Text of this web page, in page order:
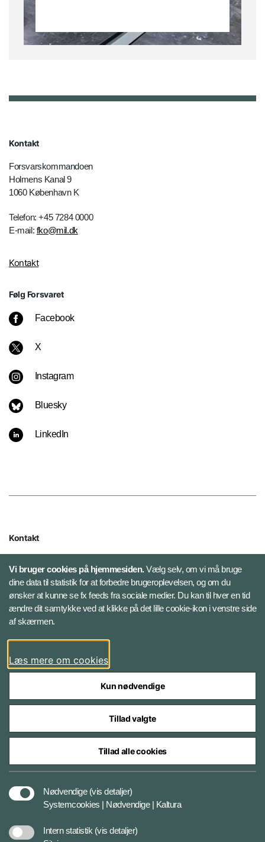
Kontakt
Forsvarskommandoen
Holmens Kanal 9
1060 København K
Telefon: +45 7284 0000
E-mail: fko@mil.dk
Kontakt
Følg Forsvaret
Facebook
X
Instagram
Bluesky
LinkedIn
Kontakt
Herningvej 30
7470 Karup J
Telefon: +45 7284 0000
Pressevagt: +45 70 200 440
E-mail:FKO@mil.dk
Styrelser og myndigheder under Forsvarsministeriet
Vi bruger cookies på hjemmesiden.Vælg selv, om vi må bruge
dine data til statistik for at forbedre brugeroplevelsen, og om du
ønsker at kunne se fx feeds fra sociale medier. Du kan til hver en tid
ændre dit samtykke ved at klikke på det lille cookie-ikon i venstre side
af skærmen.
Læs mere om cookies
Kun nødvendige
Tillad valgte
Tillad alle cookies
Nødvendige (vis detaljer)
Systemcookies | Nødvendige | Kaltura
Intern statistik (vis detaljer)